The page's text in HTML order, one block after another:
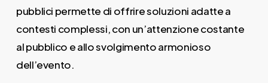
pubblici permette di offrire soluzioni adatte a
contesti complessi, con un’attenzione costante
al pubblico e allo svolgimento armonioso
dell’evento.